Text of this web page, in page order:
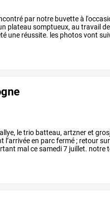
par notre buvetteà
plateau somptueux, au travail de
une réussite. les photosvont
letrio batteau, artzneret
l’arrivéeen parcfermé; retoursur
mal cesamedi7 juillet. notre